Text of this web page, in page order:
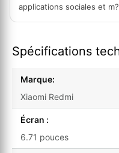
applications sociales et
Spécifications
Marque:
Xiaomi Redmi
Écran :
6.71 pouces